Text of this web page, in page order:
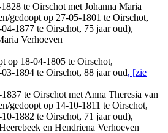
te Oirschot met Johanna Maria
gedoopt op 27-05-1801 te Oirschot,
1877 te Oirschot, 75 jaar oud),
Verhoeven
op 18-04-1805 te Oirschot,
1894 te Oirschot, 88 jaar oud, [zie
te Oirschot met Anna Theresia van
gedoopt op 14-10-1811 te Oirschot,
1882 te Oirschot, 71 jaar oud),
en Hendriena Verhoeven